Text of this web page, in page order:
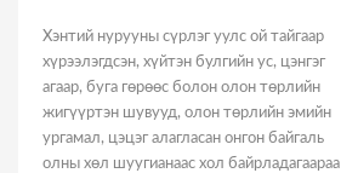
Хэнтий нурууны сүрлэг уулс ой тайгаар
хүрээлэгдсэн, хүйтэн булгийн ус, цэнгэг
агаар, буга гөрөөс болон олон төрлийн
жигүүртэн шувууд, олон төрлийн эмийн
ургамал, цэцэг алагласан онгон байгаль
олны хөл шуугианаас хол байрладагаараа